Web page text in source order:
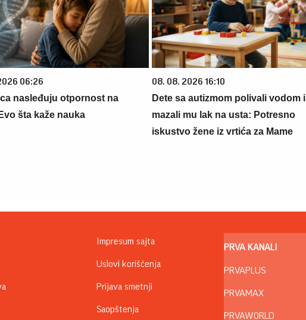
06:26
nasleđuju otpornost na
šta kaže nauka
08. 08. 2026 16:10
Dete sa autizmom polivali vodom i
mazali mu lak na usta: Potresno
iskustvo žene iz vrtića za Mame
Impresum sajta
Uslovi korišćenja
Prijava smetnji
Saopštenja
PRVA KANALI
PRVAPLUS
PRVAMAX
PRVAWORLD